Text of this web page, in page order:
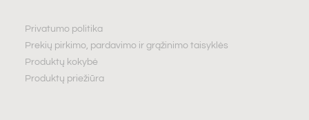
Privatumo politika
Prekių pirkimo, pardavimo ir grąžinimo taisyklės
Produktų kokybė
Produktų priežiūra